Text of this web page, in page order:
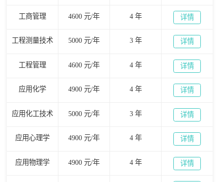
工商管理 4600 元/年 4 年 详情
工程测量技术 5000 元/年 3 年 详情
工程管理 4600 元/年 4 年 详情
应用化学 4900 元/年 4 年 详情
应用化工技术 5000 元/年 3 年 详情
应用心理学 4900 元/年 4 年 详情
应用物理学 4900 元/年 4 年 详情